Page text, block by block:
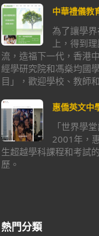
中華禮儀教
為了讓學
上，得到
流，造福下一代，香港
經學研究院和馮燊均國
目」，歡迎學校、教師
惠僑英文中
「世界學
2001年，
生超越學科課程和考試
歷。
熱門分類